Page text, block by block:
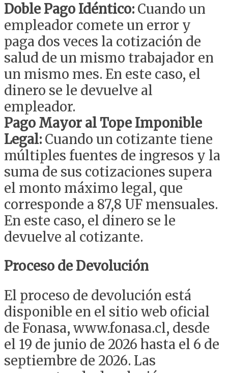
Doble Pago Idéntico: Cuando un
empleador comete un error y
paga dos veces la cotización de
salud de un mismo trabajador en
un mismo mes. En este caso, el
dinero se le devuelve al
empleador.
Pago Mayor al Tope Imponible
Legal: Cuando un cotizante tiene
múltiples fuentes de ingresos y la
suma de sus cotizaciones supera
el monto máximo legal, que
corresponde a 87,8 UF mensuales.
En este caso, el dinero se le
devuelve al cotizante.
Proceso de Devolución
El proceso de devolución está
disponible en el sitio web oficial
de Fonasa, www.fonasa.cl, desde
el 19 de junio de 2026 hasta el 6 de
septiembre de 2026. Las